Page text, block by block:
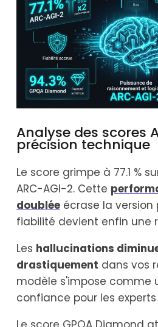
Analyse des scores
précision technique
Le score grimpe à 77.1 %
ARC-AGI-2. Cette
doublée écrase la version
fiabilité devient enfin une
Les hallucinations
drastiquement dans vos
modèle s'impose comme
confiance pour les